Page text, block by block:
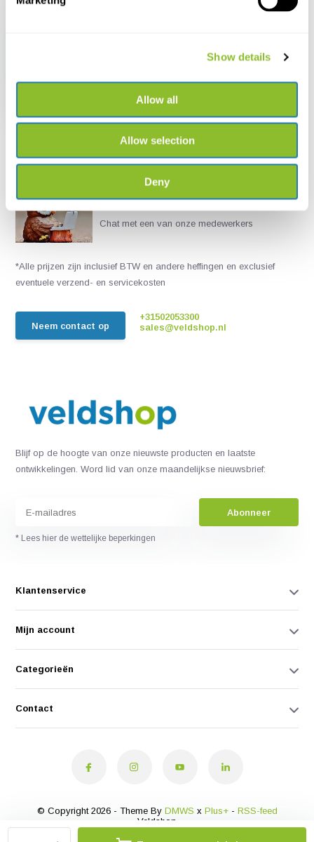
Show details
Allow all
Allow selection
Deny
of Dinosaurs
Chat met een van onze medewerkers
*Alle prijzen zijn inclusief BTW en andere heffingen en exclusief
eventuele verzend- en servicekosten
Neem contact op
+31502053300
sales@veldshop.nl
Blijf op de hoogte van onze nieuwste producten en laatste
ontwikkelingen. Word lid van onze maandelijkse nieuwsbrief:
Abonneer
* Lees hier de wettelijke beperkingen
Klantenservice
Mijn account
Categorieën
Contact
© Copyright 2026 - Theme By DMWS x Plus+- RSS-feed
Veldshop